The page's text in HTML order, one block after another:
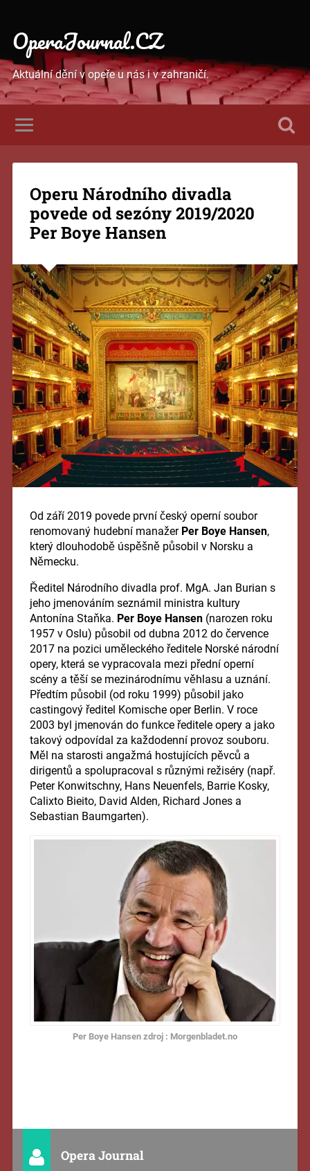
OperaJournal.CZ
Aktuální dění v opeře u nás i v zahraničí.
Operu Národního divadla
povede od sezóny 2019/2020
Per Boye Hansen
Od září 2019 povede první český operní soubor
renomovaný hudební manažer Per Boye Hansen,
který dlouhodobě úspěšně působil v Norsku a
Německu.
Ředitel Národního divadla prof. MgA. Jan Burian s
jeho jmenováním seznámil ministra kultury
Antonína Staňka. Per Boye Hansen(narozen roku
1957 v Oslu) působil od dubna 2012 do července
2017 na pozici uměleckého ředitele Norské národní
opery, která se vypracovala mezi přední operní
scény a těší se mezinárodnímu věhlasu a uznání.
Předtím působil (od roku 1999) působil jako
castingový ředitel Komische oper Berlin. V roce
2003 byl jmenován do funkce ředitele opery a jako
takový odpovídal za každodenní provoz souboru.
Měl na starosti angažmá hostujících pěvců a
dirigentů a spolupracoval s různými režiséry (např.
Peter Konwitschny, Hans Neuenfels, Barrie Kosky,
Calixto Bieito, David Alden, Richard Jones a
Sebastian Baumgarten).
Per Boye Hansen zdroj : Morgenbladet.no
Opera Journal